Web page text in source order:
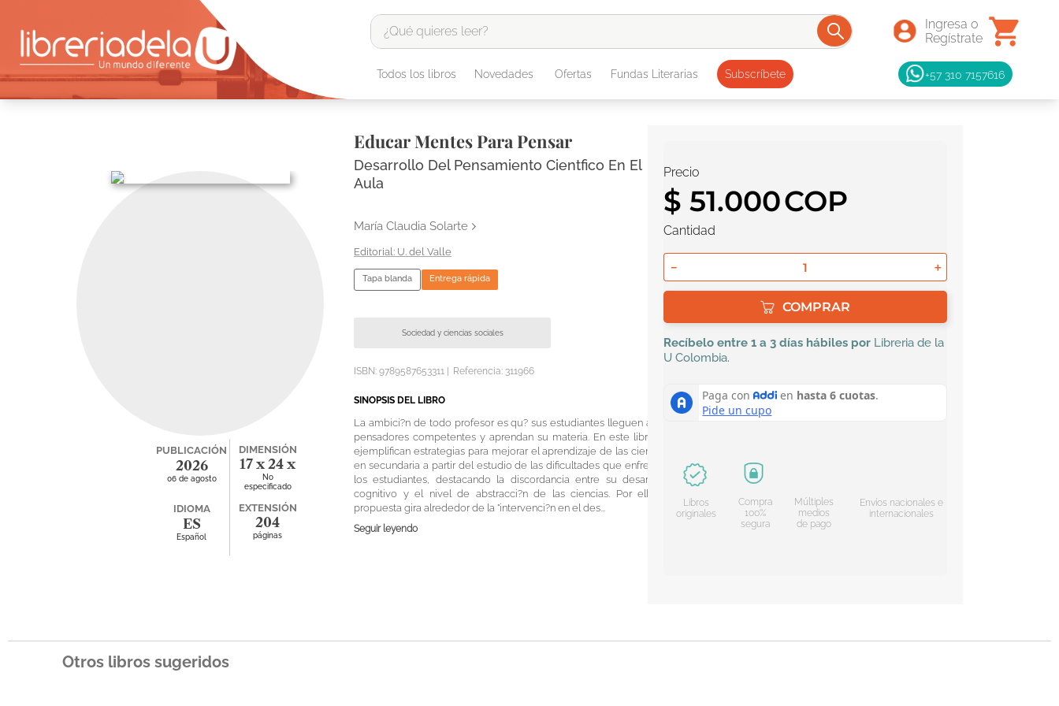
¿Qué quieres leer?
Todos los libros Novedades Ofertas Fundas Literarias Subscríbete +57 310 7157616
PUBLICACIÓN
2026
06 de agosto
DIMENSIÓN
17 x 24 x
0.1
No
especificado
IDIOMA
ES
Español
EXTENSIÓN
204
páginas
Educar Mentes Para Pensar
Desarrollo Del Pensamiento Cientfico En El
Aula
María Claudia Solarte
U. del Valle
Tapa blanda Entrega rápida
Sociedad y ciencias sociales
ISBN: 9789587653311 Referencia: 311966
SINOPSIS DEL LIBRO
La ambici?n de todo profesor es qu? sus estudiantes lleguen a ser
pensadores competentes y aprendan su materia. En este libro se
ejemplifican estrategias para mejorar el aprendizaje de las ciencias
en secundaria a partir del estudio de las dificultades que enfrentan
los estudiantes, destacando la discordancia entre su desarrollo
cognitivo y el nivel de abstracci?n de las ciencias. Por ello la
propuesta gira alrededor de la "intervenci?n en el des...
Seguir leyendo
Precio
$ 51.000
Cantidad
＋
－
COMPRAR
Recíbelo entre 1 a 3 días hábiles por Libreria de la
U Colombia.
Libros
originales
Compra
100%
segura
Múltiples
medios
de pago
Envíos nacionales e
internacionales
Otros libros sugeridos
TÉRMINOS MÁS BUSCADOS
3.
harry potter
4.
6.
1984
7.
el cielo selva
8
divina comedia